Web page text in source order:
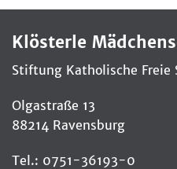
Klösterle
Stiftung Katholische Freie
Olgastraße 13
88214 Ravensburg
Tel.: 0751-36193-0